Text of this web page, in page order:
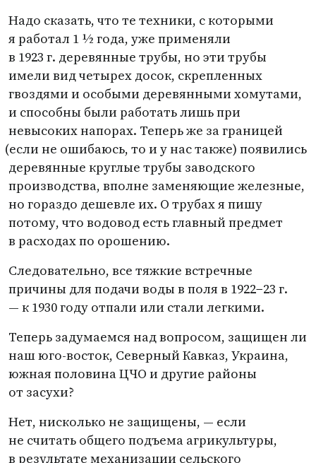
Надо сказать, что те техники, с которыми
я работал 1 ½ года, уже применяли
в 1923 г. деревянные трубы, но эти трубы
имели вид четырех досок, скрепленных
гвоздями и особыми деревянными хомутами,
и способны были работать лишь при
невысоких напорах. Теперь же за границей
(если не ошибаюсь, то и у нас также) появились
деревянные круглые трубы заводского
производства, вполне заменяющие железные,
но гораздо дешевле их. О трубах я пишу
потому, что водовод есть главный предмет
в расходах по орошению.
Следовательно, все тяжкие встречные
причины для подачи воды в поля в 1922−23 г.
— к 1930 году отпали или стали легкими.
Теперь задумаемся над вопросом, защищен ли
наш юго-восток, Северный Кавказ, Украина,
южная половина ЦЧО и другие районы
от засухи?
Нет, нисколько не защищены, — если
не считать общего подъема агрикультуры,
в результате механизации сельского